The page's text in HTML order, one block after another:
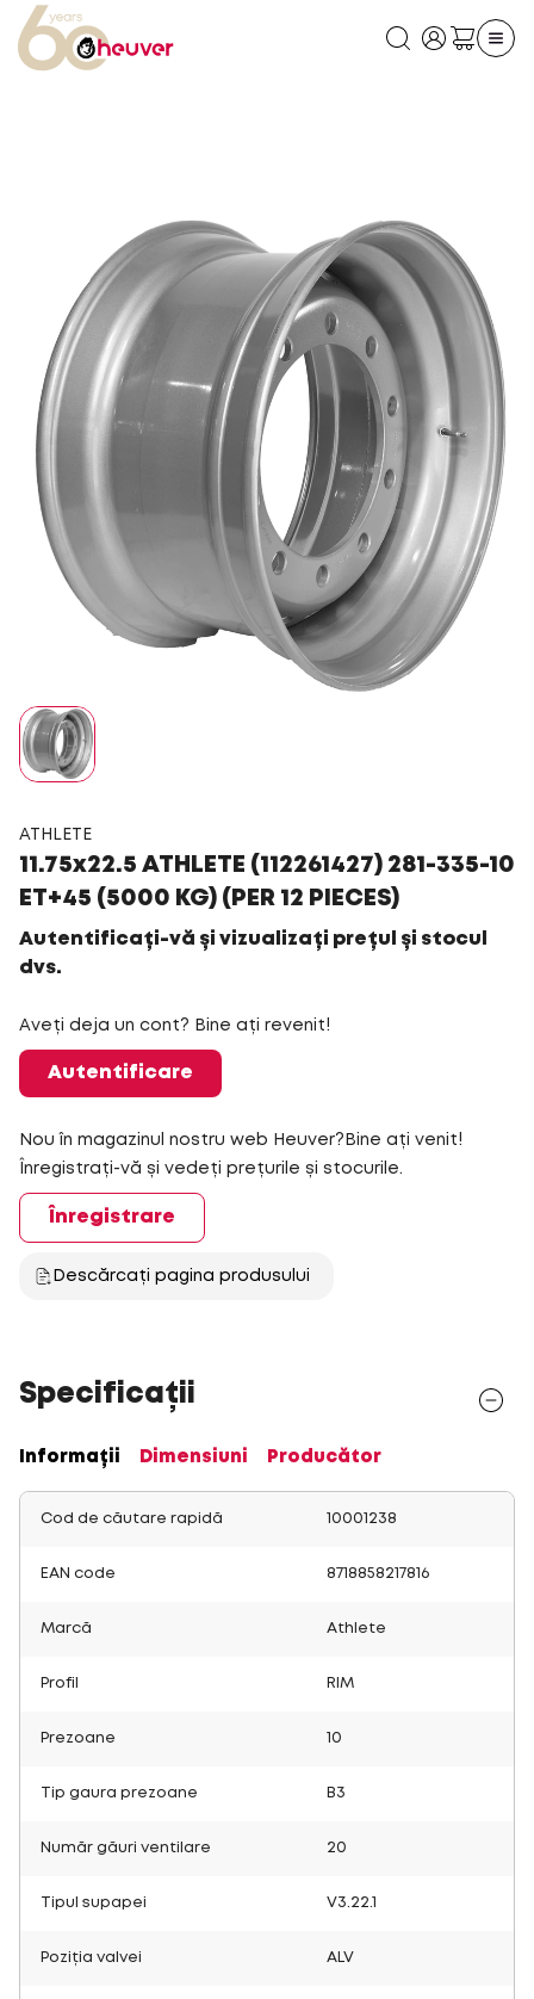
ATHLETE
11.75x22.5 ATHLETE (112261427) 281-335-10
ET+45 (5000 KG) (PER 12 PIECES)
Autentificați-vă și vizualizați prețul și stocul
dvs.
Aveți deja un cont? Bine ați revenit!
Autentificare
Nou în magazinul nostru web Heuver?Bine ați venit!
Înregistrați-vă și vedeți prețurile și stocurile.
Înregistrare
Descărcați pagina produsului
Specificații
Informații Dimensiuni Producător
Cod de căutare rapidă 10001238
EAN code 8718858217816
Marcă Athlete
Profil RIM
Prezoane 10
Tip gaura prezoane B3
Număr găuri ventilare 20
Tipul supapei V3.22.1
Poziția valvei ALV